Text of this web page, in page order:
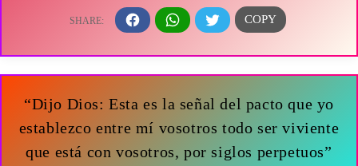
“Dijo Dios: Esta es la señal del pacto que yo
establezco entre mí vosotros todo ser viviente
que está con vosotros, por siglos perpetuos”